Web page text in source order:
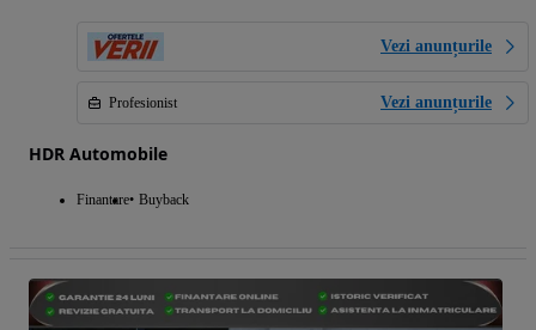
Vezi anunțurile
Profesionist Vezi anunțurile
HDR Automobile
Finantare Buyback